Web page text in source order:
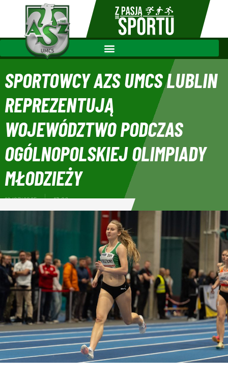
SPORTOWCY AZS UMCS LUBLIN
REPREZENTUJĄ
WOJEWÓDZTWO PODCZAS
OGÓLNOPOLSKIEJ OLIMPIADY
MŁODZIEŻY
10/07/2025 13:02